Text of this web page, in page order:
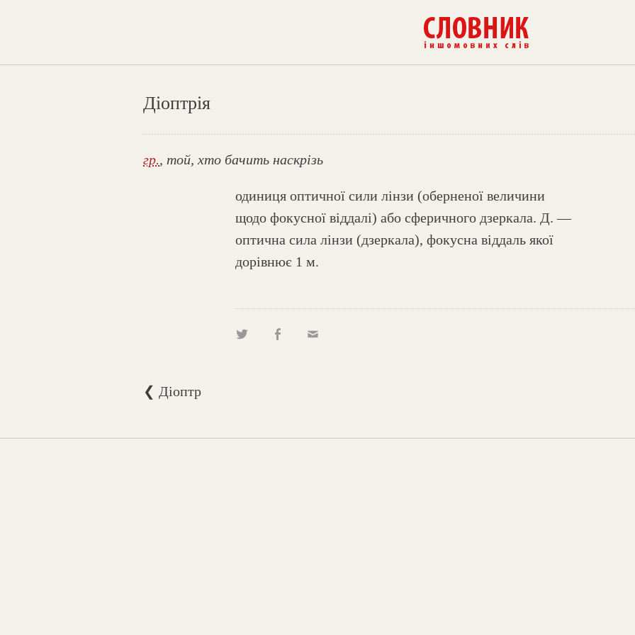
Діоптрія
гр., той, хто бачить наскрізь
одиниця оптичної сили лінзи (оберненої величини
щодо фокусної віддалі) або сферичного дзеркала. Д. —
оптична сила лінзи (дзеркала), фокусна віддаль якої
дорівнює 1 м.
❮ Діоптр